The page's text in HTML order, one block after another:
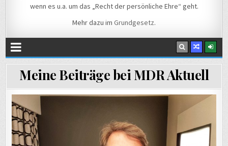
wenn es u.a. um das „Recht der persönliche Ehre“ geht.
Mehr dazu im Grundgesetz.
Meine Beiträge bei MDR Aktuell